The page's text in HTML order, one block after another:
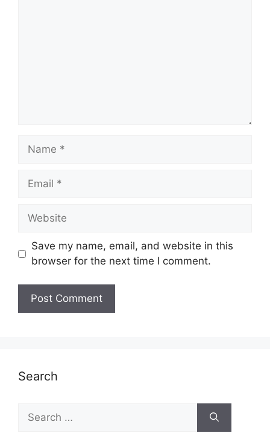
Name
Email
Website
Save my name, email, and website in this
browser for the next time I comment.
Search
for: